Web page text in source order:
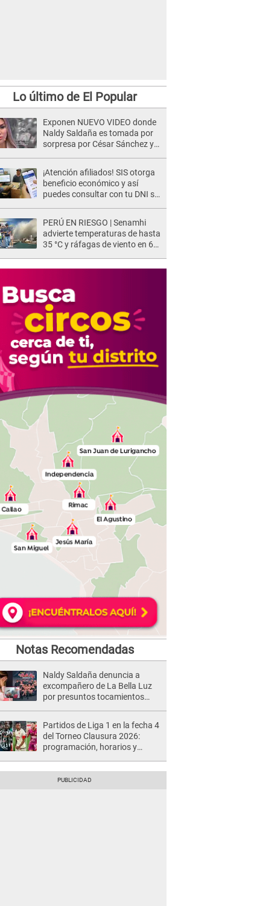
Lo último de El Popular
Exponen NUEVO VIDEO donde
Naldy Saldaña es tomada por
sorpresa por César Sánchez y
¡Atención afiliados! SIS otorga
beneficio económico y así
puedes consultar con tu DNI si
PERÚ EN RIESGO | Senamhi
advierte temperaturas de hasta
35 °C y ráfagas de viento en 6
Notas Recomendadas
Naldy Saldaña denuncia a
excompañero de La Bella Luz
por presuntos tocamientos
Partidos de Liga 1 en la fecha 4
del Torneo Clausura 2026:
programación, horarios y